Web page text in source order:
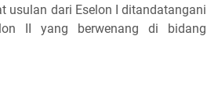
usulan dari Eselon I ditandatangani
II yang berwenang di bidang